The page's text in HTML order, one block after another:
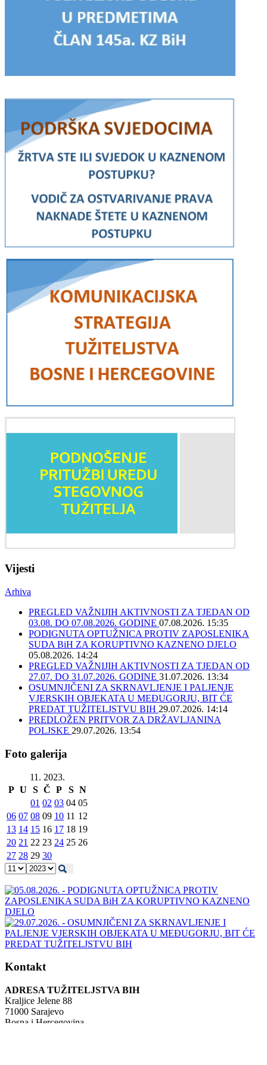
Vijesti
Arhiva
PREGLED VAŽNIJIH AKTIVNOSTI ZA TJEDAN OD
03.08. DO 07.08.2026. GODINE 07.08.2026. 15:35
PODIGNUTA OPTUŽNICA PROTIV ZAPOSLENIKA
SUDA BiH ZA KORUPTIVNO KAZNENO DJELO
05.08.2026. 14:24
PREGLED VAŽNIJIH AKTIVNOSTI ZA TJEDAN OD
27.07. DO 31.07.2026. GODINE 31.07.2026. 13:34
OSUMNJIČENI ZA SKRNAVLJENJE I PALJENJE
VJERSKIH OBJEKATA U MEĐUGORJU, BIT ĆE
PREDAT TUŽITELJSTVU BIH 29.07.2026. 14:14
PREDLOŽEN PRITVOR ZA DRŽAVLJANINA
POLJSKE 29.07.2026. 13:54
Foto galerija
11. 2023.
P U S Č P S N
01 02 03 04 05
06 07 08 09 10 11 12
13 14 15 16 17 18 19
20 21 22 23 24 25 26
27 28 29 30
Kontakt
ADRESA TUŽITELJSTVA BIH
Kraljice Jelene 88